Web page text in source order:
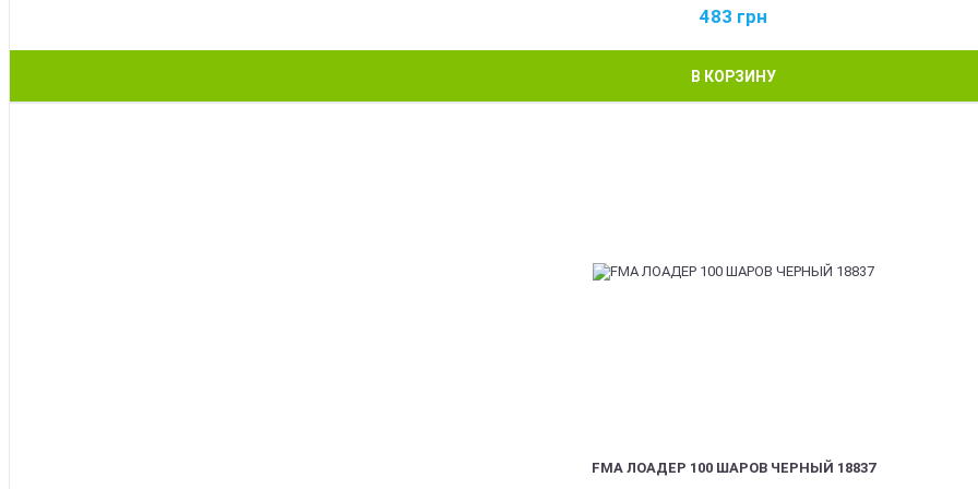
483 грн
В КОРЗИНУ
FMA ЛОАДЕР 100 ШАРОВ ЧЕРНЫЙ 18837